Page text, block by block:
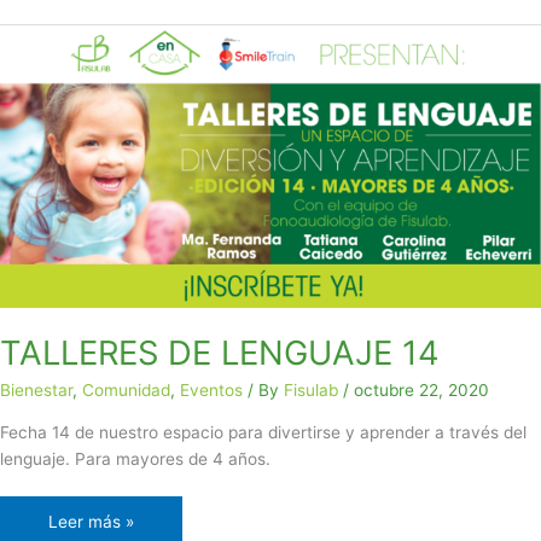
TALLERES DE LENGUAJE 14
Bienestar, Comunidad, Eventos / By Fisulab / octubre 22, 2020
Fecha 14 de nuestro espacio para divertirse y aprender a través del
lenguaje. Para mayores de 4 años.
TALLERES
LENGUAJE
14
Leer más »